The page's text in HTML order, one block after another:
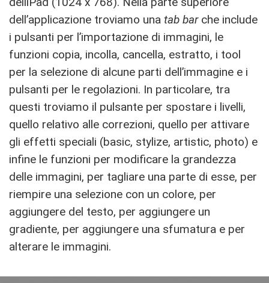
dell’applicazione troviamo una tab barche include
i pulsanti per l’importazione di immagini, le
funzioni copia, incolla, cancella, estratto, i tool
per la selezione di alcune parti dell’immagine e i
pulsanti per le regolazioni. In particolare, tra
questi troviamo il pulsante per spostare i livelli,
quello relativo alle correzioni, quello per attivare
gli effetti speciali (basic, stylize, artistic, photo) e
infine le funzioni per modificare la grandezza
delle immagini, per tagliare una parte di esse, per
riempire una selezione con un colore, per
aggiungere del testo, per aggiungere un
gradiente, per aggiungere una sfumatura e per
alterare le immagini.